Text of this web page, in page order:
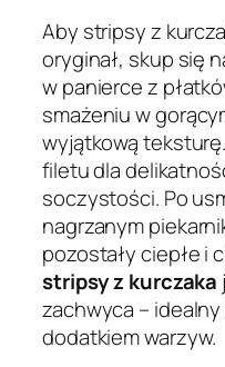
Aby stripsy z
oryginał, skup się
w panierce z
smażeniu w
wyjątkową
filetu dla
soczystości. Po
nagrzanym
pozostały ciepłe i
stripsy z kurczaka
zachwyca –
dodatkiem warzyw.